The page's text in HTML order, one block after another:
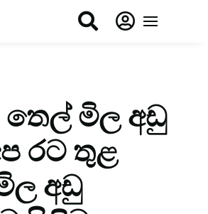
 
මිල අඩු
රට තුළ
අඩු